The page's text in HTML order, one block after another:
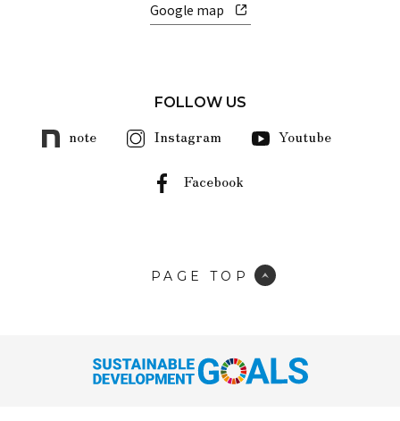
Google map
FOLLOW US
note Instagram Youtube
Facebook
PAGE TOP